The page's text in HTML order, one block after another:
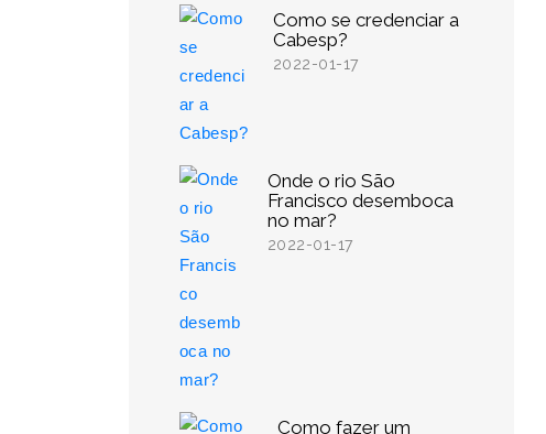
Como se credenciar a
Cabesp?
2022-01-17
Onde o rio São
Francisco desemboca
no mar?
2022-01-17
Como fazer um